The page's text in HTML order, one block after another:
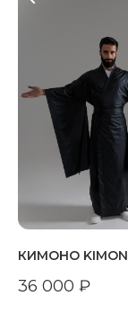
КИМОНО KIMON
36 000 ₽